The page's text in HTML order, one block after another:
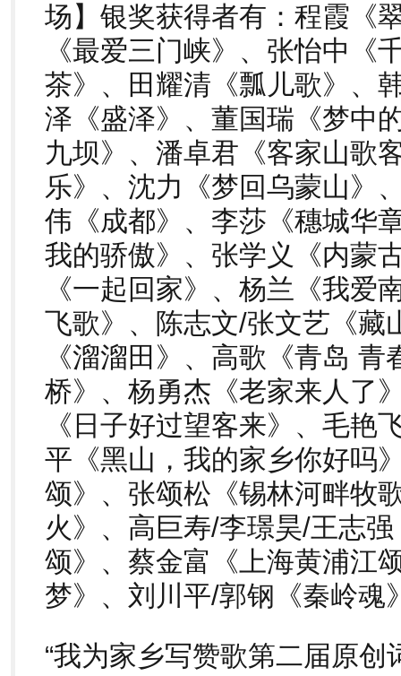
场】银奖获得者有：程霞《
《最爱三门峡》、张怡中《
茶》、田耀清《瓢儿歌》、
泽《盛泽》、董国瑞《梦中
九坝》、潘卓君《客家山歌
乐》、沈力《梦回乌蒙山》
伟《成都》、李莎《穗城华
我的骄傲》、张学义《内蒙
《一起回家》、杨兰《我爱
飞歌》、陈志文/张文艺《藏
《溜溜田》、高歌《青岛
桥》、杨勇杰《老家来人了
《日子好过望客来》、毛艳
平《黑山，我的家乡你好吗
颂》、张颂松《锡林河畔牧
火》、高巨寿/李璟昊/王志
颂》、蔡金富《上海黄浦江
梦》、刘川平/郭钢《秦岭魂
“我为家乡写赞歌第二届原创